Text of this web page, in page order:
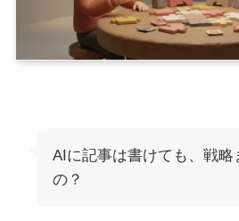
AIに記事は書けても、戦略
の？